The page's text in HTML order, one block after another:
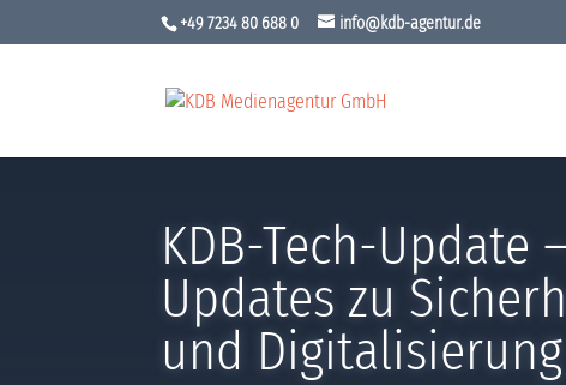
+49 7234 80 688 0 info@kdb-agentur.de
KDB-Tech-Update
Updates zu
und Digitalisierung